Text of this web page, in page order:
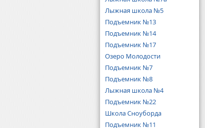
Лыжная школа №5
Подъемник №13
Подъемник №14
Подъемник №17
Озеро Молодости
Подъемник №7
Подъемник №8
Лыжная школа №4
Подъемник №22
Школа Сноуборда
Подъемник №11